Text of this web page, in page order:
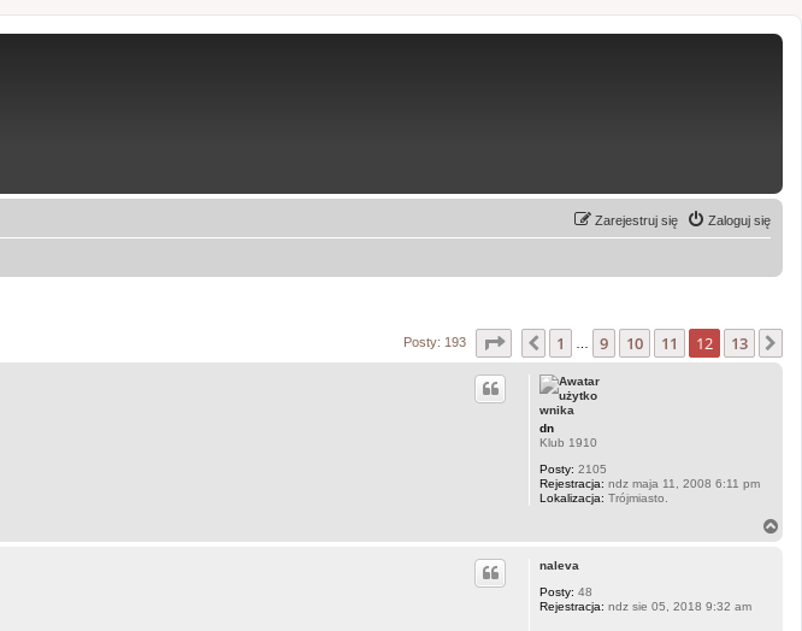
Zaloguj się
Zarejestruj się
Posty: 193 Strona12 z 13
Poprzednia
1 9 10 11 12 13
dn
Klub 1910
Posty: 2105
Rejestracja: ndz maja 11, 2008 6:11 pm
Lokalizacja: Trójmiasto.
naleva
Posty: 48
Rejestracja: ndz sie 05, 2018 9:32 am